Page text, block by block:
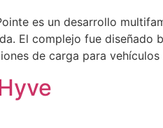
es un desarrollo
El complejo fue
de carga para